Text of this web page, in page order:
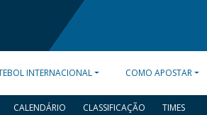
INTERNACIONAL COMO APOSTAR
CALENDÁRIO CLASSIFICAÇÃO TIMES